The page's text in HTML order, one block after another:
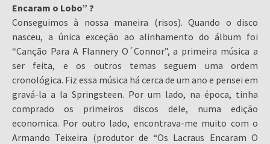
Encaram o Lobo” ?
Conseguimos à nossa maneira (risos). Quando o disco
nasceu, a única exceção ao alinhamento do álbum foi
“Canção Para A Flannery O´Connor”, a primeira música a
ser feita, e os outros temas seguem uma ordem
cronológica. Fiz essa música há cerca de um ano e pensei em
gravá-la a la Springsteen. Por um lado, na época, tinha
comprado os primeiros discos dele, numa edição
economica. Por outro lado, encontrava-me muito com o
Armando Teixeira (produtor de “Os Lacraus Encaram O